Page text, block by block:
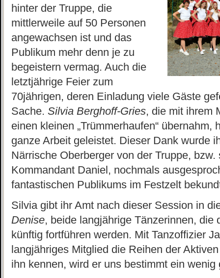
hinter der Truppe, die
mittlerweile auf 50 Personen
angewachsen ist und das
Publikum mehr denn je zu
begeistern vermag. Auch die
letztjährige Feier zum
70jährigen, deren Einladung viele Gäste
Sache. Silvia Berghoff-Gries, die mit ihrem
einen kleinen „Trümmerhaufen“
ganze Arbeit geleistet. Dieser Dank wurde
Närrische Oberberger von der Truppe,
Kommandant Daniel, nochmals
fantastischen Publikums im Festzelt
Silvia gibt ihr Amt nach dieser Session in
Denise, beide langjährige Tänzerinnen, die
künftig fortführen werden. Mit Tanzoffizier
langjähriges Mitglied die Reihen der
ihn kennen, wird er uns bestimmt ein wenig